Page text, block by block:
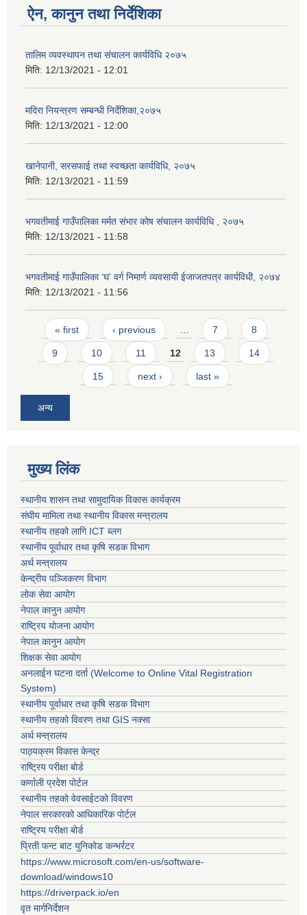
ऐन, कानुन तथा निर्देशिका
तालिम व्यवस्थापन तथा संचालन कार्यविधि २०७५
मिति: 12/13/2021 - 12:01
मदिरा नियन्त्रण सम्बन्धी निर्देशिका,२०७५
मिति: 12/13/2021 - 12:00
खानेपानी, सरसफाई तथा स्वच्छता कार्यविधि, २०७५
मिति: 12/13/2021 - 11:59
भगवतीमाई गाउँपालिका मर्मत संभार कोष संचालन कार्यविधि , २०७५
मिति: 12/13/2021 - 11:58
भगवतीमाई गाउँपालिका ‘घ’ वर्ग निमार्ण व्यवसायी ईजाजतपत्र कार्यविधी, २०७४
मिति: 12/13/2021 - 11:56
Pages
« first ‹ previous 7 8
9 10 11 12 13 14
15 next › last »
अन्य
मुख्य लिंक
स्थानीय शासन तथा सामुदायिक विकास कार्यक्रम
संघीय मामिला तथा स्थानीय विकास मन्त्रालय
स्थानीय तहको लागि ICT ब्लग
स्थानीय पूर्वाधार तथा कृषि सडक विभाग
अर्थ मन्त्रालय
केन्द्रीय पञ्जिकरण विभाग
लोक सेवा आयोग
नेपाल कानुन आयोग
राष्ट्रिय योजना आयोग
नेपाल कानुन आयोग
शिक्षक सेवा आयोग
अनलाईन घटना दर्ता (Welcome to Online Vital Registration
System)
स्थानीय पूर्वाधार तथा कृषि सडक विभाग
स्थानीय तहको विवरण तथा GIS नक्सा
अर्थ मन्त्रालय
पाठ्यक्रम विकास केन्द्र
राष्ट्रिय परीक्षा बोर्ड
कर्णाली प्रदेश पोर्टल
स्थानीय तहको वेवसाईटको विवरण
नेपाल सरकारको आधिकारिक पोर्टल
राष्ट्रिय परीक्षा बोर्ड
प्रिती फन्ट बाट युनिकोड कन्भर्रटर
https://www.microsoft.com/en-us/software-
download/windows10
https://driverpack.io/en
वृत मार्गनिर्देशन